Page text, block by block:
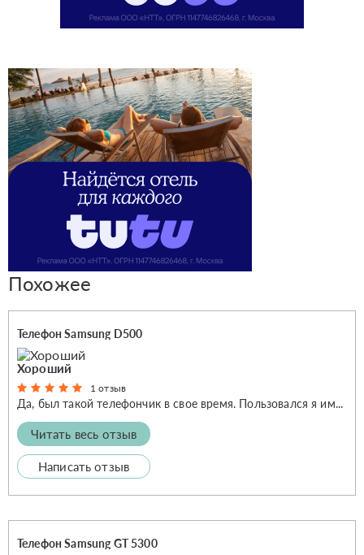
Похожее
Телефон Samsung D500
Хороший
1 отзыв
Да, был такой телефончик в свое время. Пользовался я им...
Читать весь отзыв
Написать отзыв
Телефон Samsung GT 5300